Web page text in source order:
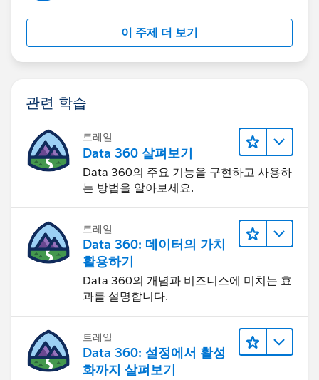
이 주제 더 보기
관련 학습
트레일
Data 360 살펴보기
Data 360의 주요 기능을 구현하고 사용하
는 방법을 알아보세요.
트레일
Data 360: 데이터의 가치
활용하기
Data 360의 개념과 비즈니스에 미치는 효
과를 설명합니다.
트레일
Data 360: 설정에서 활성
화까지 살펴보기